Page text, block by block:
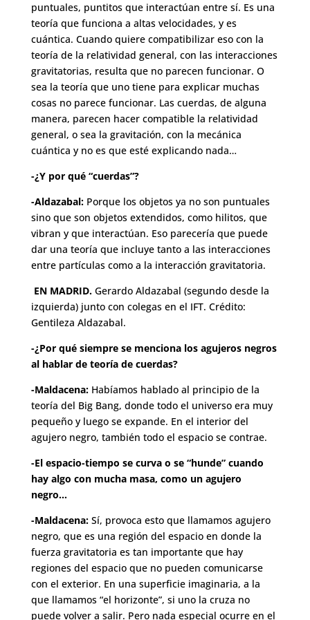
puntuales, puntitos que interactúan entre sí. Es una
teoría que funciona a altas velocidades, y es
cuántica. Cuando quiere compatibilizar eso con la
teoría de la relatividad general, con las interacciones
gravitatorias, resulta que no parecen funcionar. O
sea la teoría que uno tiene para explicar muchas
cosas no parece funcionar. Las cuerdas, de alguna
manera, parecen hacer compatible la relatividad
general, o sea la gravitación, con la mecánica
cuántica y no es que esté explicando nada…
-¿Y por qué “cuerdas”?
-Aldazabal:Porque los objetos ya no son puntuales
sino que son objetos extendidos, como hilitos, que
vibran y que interactúan. Eso parecería que puede
dar una teoría que incluye tanto a las interacciones
entre partículas como a la interacción gravitatoria.
EN MADRID.Gerardo Aldazabal (segundo desde la
izquierda) junto con colegas en el IFT. Crédito:
Gentileza Aldazabal.
-¿Por qué siempre se menciona los agujeros negros
al hablar de teoría de cuerdas?
-Maldacena:Habíamos hablado al principio de la
teoría del Big Bang, donde todo el universo era muy
pequeño y luego se expande. En el interior del
agujero negro, también todo el espacio se contrae.
-El espacio-tiempo se curva o se “hunde” cuando
hay algo con mucha masa, como un agujero
negro…
-Maldacena:Sí, provoca esto que llamamos agujero
negro, que es una región del espacio en donde la
fuerza gravitatoria es tan importante que hay
regiones del espacio que no pueden comunicarse
con el exterior. En una superficie imaginaria, a la
que llamamos “el horizonte”, si uno la cruza no
puede volver a salir. Pero nada especial ocurre en el